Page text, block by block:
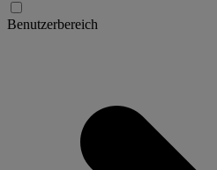
Benutzerbereich